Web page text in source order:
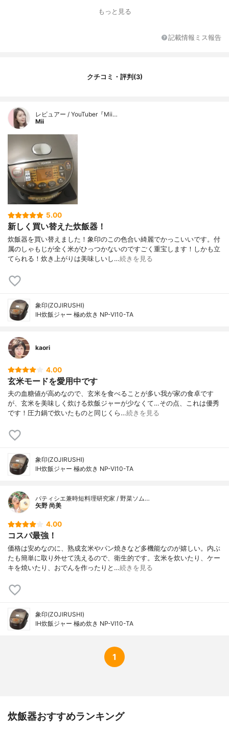
もっと見る
記載情報ミス報告
クチコミ・評判(3)
レビュアー / YouTuber『Mii…
Mii
5.00
新しく買い替えた炊飯器！
炊飯器を買い替えました！象印のこの色合い綺麗でかっこいいです。付
属のしゃもじが全く米がひっつかないのですごく重宝します！しかも立
てられる！炊き上がりは美味しいし…続きを見る
象印(ZOJIRUSHI)
IH炊飯ジャー 極め炊き NP-VI10-TA
kaori
4.00
玄米モードを愛用中です
夫の血糖値が高めなので、玄米を食べることが多い我が家の食卓です
が、玄米を美味しく炊ける炊飯ジャーが少なくて…その点、これは優秀
です！圧力鍋で炊いたものと同じくら…続きを見る
象印(ZOJIRUSHI)
IH炊飯ジャー 極め炊き NP-VI10-TA
パティシエ兼時短料理研究家 / 野菜ソム…
矢野 尚美
4.00
コスパ最強！
価格は安めなのに、熟成玄米やパン焼きなど多機能なのが嬉しい。内ぶ
たも簡単に取り外せて洗えるので、衛生的です。玄米を炊いたり、ケー
キを焼いたり、おでんを作ったりと…続きを見る
象印(ZOJIRUSHI)
IH炊飯ジャー 極め炊き NP-VI10-TA
1
炊飯器おすすめランキング